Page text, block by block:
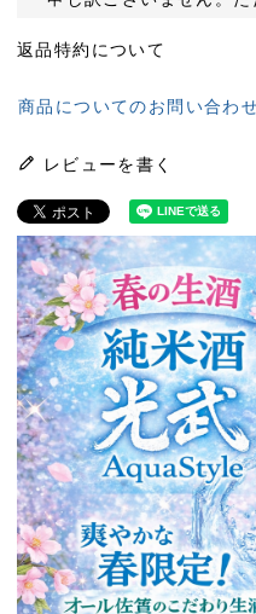
返品特約について
商品についてのお問い合わ
レビューを書く